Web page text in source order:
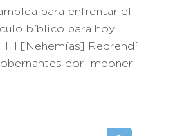
para enfrentar el
bíblico para hoy:
[Nehemías] Reprendí
por imponer